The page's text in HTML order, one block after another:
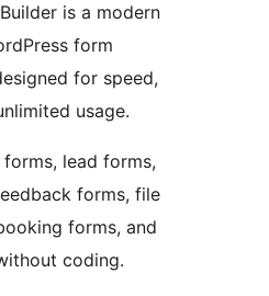
is a modern
form
for speed,
usage.
lead forms,
forms, file
forms, and
coding.